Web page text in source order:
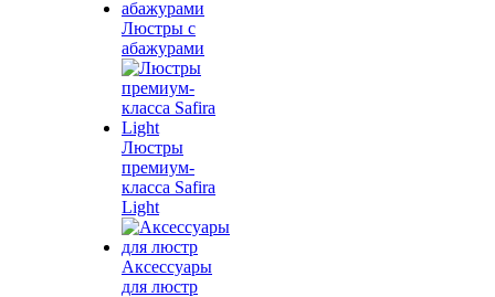
Люстры с
абажурами
Люстры
премиум-
класса Safira
Light
Аксессуары
для люстр